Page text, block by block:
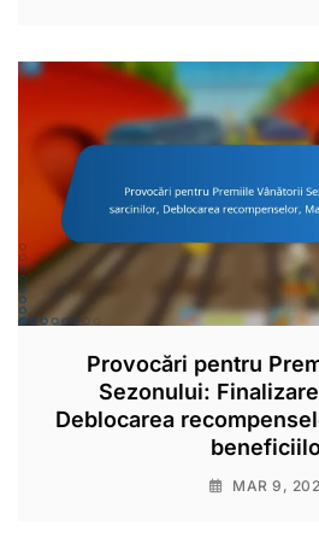
Provocări pentru
Sezonului:
Deblocarea
MAR 9,